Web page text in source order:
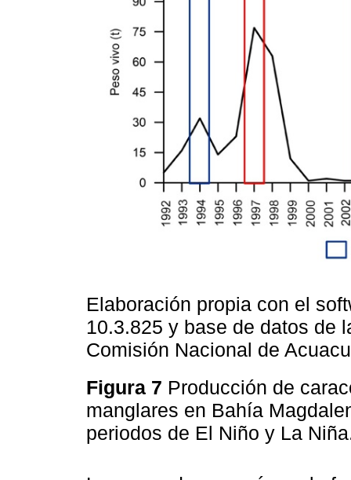
Elaboración propia con el
10.3.825 y base de datos de
Comisión Nacional de
Figura 7 Producción de
manglares en Bahía
periodos de El Niño y La